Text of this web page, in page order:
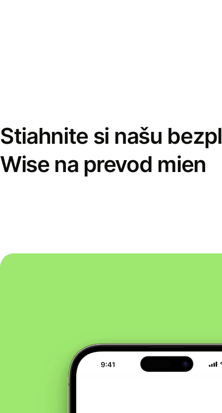
Stiahnite si našu
Wise na prevod mien